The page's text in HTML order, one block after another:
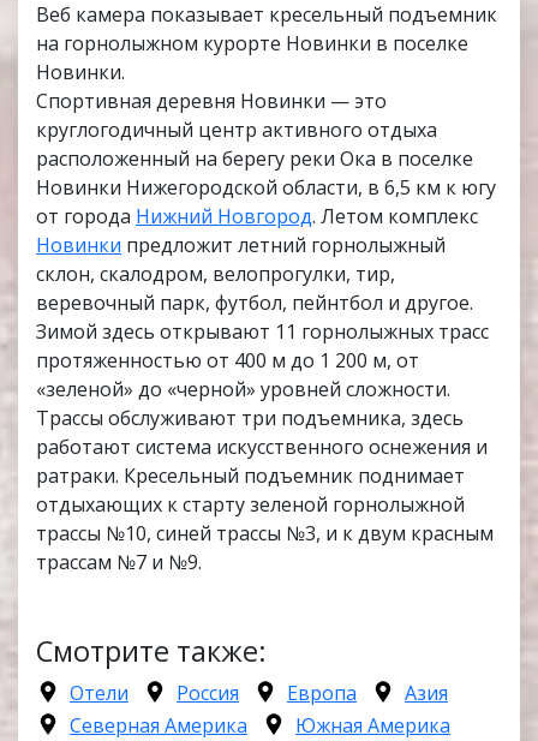
Веб камера показывает кресельный подъемник
на горнолыжном курорте Новинки в поселке
Новинки.
Спортивная деревня Новинки — это
круглогодичный центр активного отдыха
расположенный на берегу реки Ока в поселке
Новинки Нижегородской области, в 6,5 км к югу
от города Нижний Новгород. Летом комплекс
Новинки предложит летний горнолыжный
склон, скалодром, велопрогулки, тир,
веревочный парк, футбол, пейнтбол и другое.
Зимой здесь открывают 11 горнолыжных трасс
протяженностью от 400 м до 1 200 м, от
«зеленой» до «черной» уровней сложности.
Трассы обслуживают три подъемника, здесь
работают система искусственного оснежения и
ратраки. Кресельный подъемник поднимает
отдыхающих к старту зеленой горнолыжной
трассы №10, синей трассы №3, и к двум красным
трассам №7 и №9.
Смотрите также:
Отели Россия Европа
Азия
Северная Америка
Южная Америка